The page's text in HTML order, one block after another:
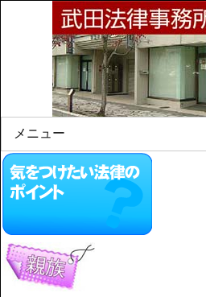
メニュー
Home
所属弁護士
法律相談案内
弁護士料について
事務所所在地